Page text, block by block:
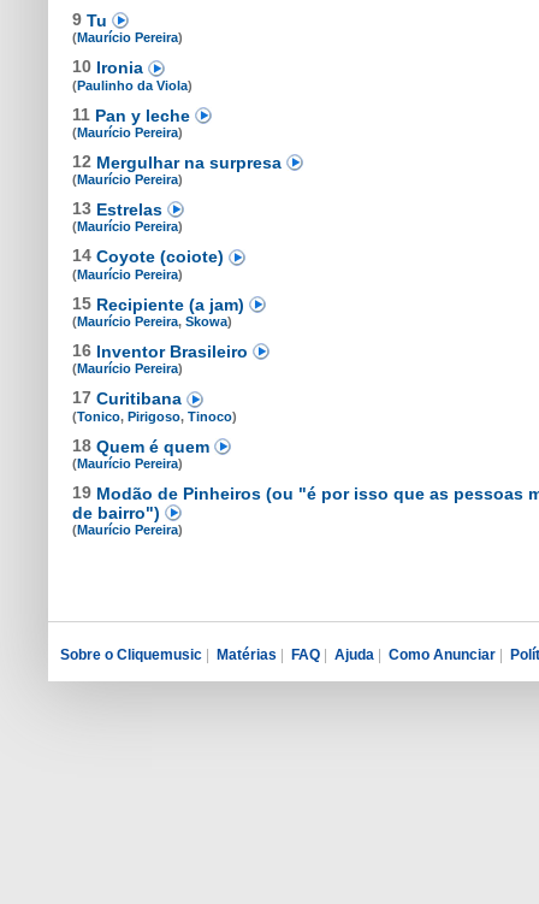
9 Tu
(Maurício Pereira)
10 Ironia
(Paulinho da Viola)
11 Pan y leche
(Maurício Pereira)
12 Mergulhar na surpresa
(Maurício Pereira)
13 Estrelas
(Maurício Pereira)
14 Coyote (coiote)
(Maurício Pereira)
15 Recipiente (a jam)
(Maurício Pereira, Skowa)
16 Inventor Brasileiro
(Maurício Pereira)
17 Curitibana
(Tonico, Pirigoso, Tinoco)
18 Quem é quem
(Maurício Pereira)
19 Modão de Pinheiros (ou "é por isso que as pessoas
de bairro")
(Maurício Pereira)
Sobre o Cliquemusic Matérias FAQ Ajuda Como Anunciar